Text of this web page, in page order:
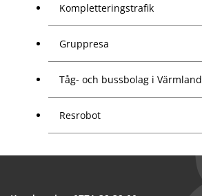
Kompletteringstrafik
Gruppresa
Tåg- och bussbolag i Värmland
Resrobot